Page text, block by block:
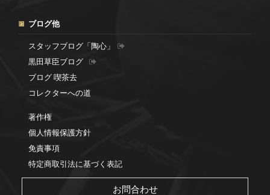
ブログ他
スタッフブログ「陶心」
黒田草臣ブログ
ブログ 喫茶去
コレクターへの道
著作権
個人情報保護方針
免責事項
特定商取引法に基づく表記
お問合わせ